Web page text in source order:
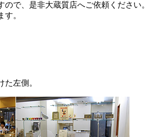
で、是非大蔵質店へご依頼ください。
。
左側。